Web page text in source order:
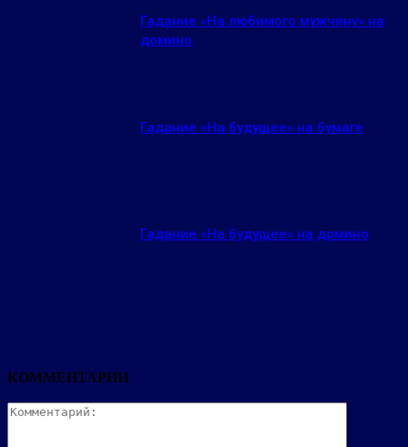
Гадание «На любимого мужчину» на
домино
Гадание «На будущее» на бумаге
Гадание «На будущее» на домино
КОММЕНТАРИИ